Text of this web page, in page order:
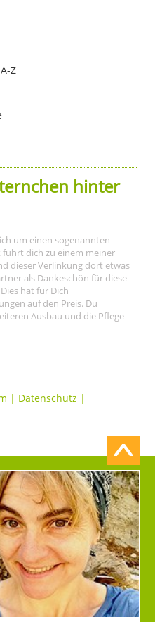
Z
hinter
um einen sogenannten
dich zu einem meiner
dieser Verlinkung dort etwas
als Dankeschön für diese
hat für Dich
auf den Preis. Du
Ausbau und die Pflege
| Datenschutz |